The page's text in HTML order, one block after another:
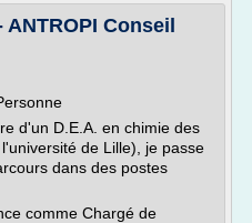
Conseil
d'un D.E.A. en chimie des
de Lille), je passe
dans des postes
comme Chargé de